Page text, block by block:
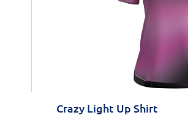
Crazy Light Up Shirt